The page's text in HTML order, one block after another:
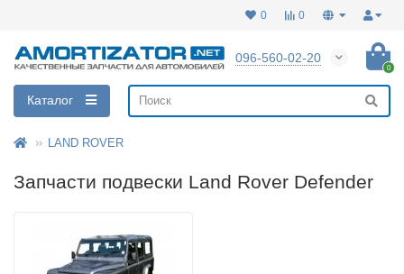
0
0
096-560-02-20
0
Каталог
LAND ROVER
Запчасти подвески Land Rover Defender